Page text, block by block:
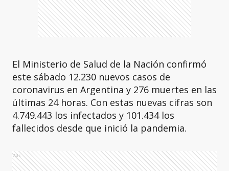
El Ministerio de Salud de la Nación confirmó
este sábado 12.230 nuevos casos de
coronavirus en Argentina y 276 muertes en las
últimas 24 horas. Con estas nuevas cifras son
4.749.443 los infectados y 101.434 los
fallecidos desde que inició la pandemia.
Ads